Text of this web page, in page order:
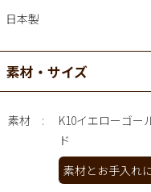
日本製
素材・サイズ
素材
K10イエローゴー
ド
素材とお手入れ